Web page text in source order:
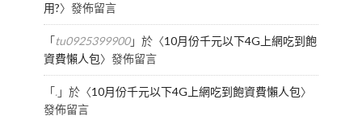
用?〉發佈留言
「tu0925399900」於〈10月份千元以下4G上網吃到飽
資費懶人包〉發佈留言
「.」於〈10月份千元以下4G上網吃到飽資費懶人包〉
發佈留言